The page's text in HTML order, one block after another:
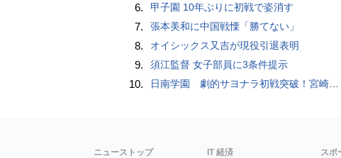
6. 甲子園 10年ぶりに初戦で姿消す
7. 張本美和に中国戦慄「勝てない」
8. オイシックス又吉が現役引退表明
9. 須江監督 女子部員に3条件提示
10. 日南学園 劇的サヨナラ初戦突破！宮崎県勢は甲子園で令和初勝利 九回２死走者なしから３連打→明徳義塾との接戦制して２０１８年以来の勝利
ニューストップ IT 経済 スポ